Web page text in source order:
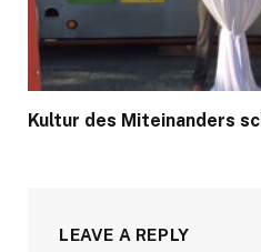
Kultur des Miteinanders
LEAVE A REPLY